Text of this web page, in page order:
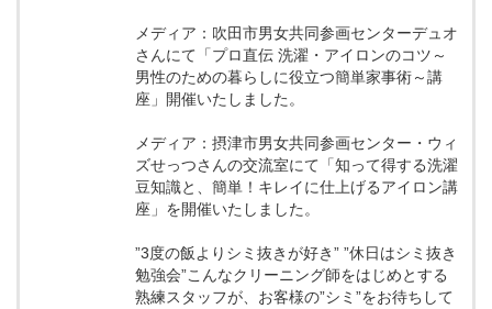
メディア：吹田市男女共同参画センターデュオ
さんにて「プロ直伝 洗濯・アイロンのコツ～
男性のための暮らしに役立つ簡単家事術～講
座」開催いたしました。
メディア：摂津市男女共同参画センター・ウィ
ズせっつさんの交流室にて「知って得する洗濯
豆知識と、簡単！キレイに仕上げるアイロン講
座」を開催いたしました。
”3度の飯よりシミ抜きが好き” ”休日はシミ抜き
勉強会”こんなクリーニング師をはじめとする
熟練スタッフが、お客様の”シミ”をお待ちして